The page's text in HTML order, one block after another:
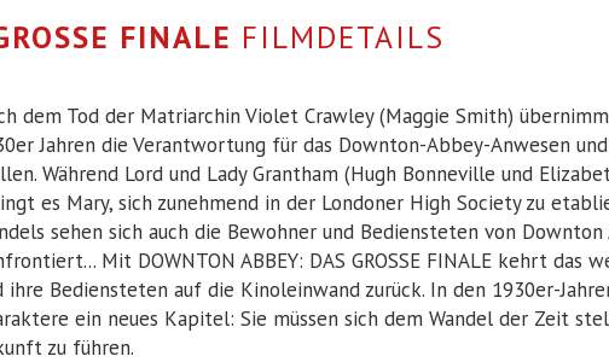
FINALE FILMDETAILS
dem Tod der Matriarchin Violet Crawley (Maggie Smith)
Jahren die Verantwortung für das Downton-Abbey-Anwesen
Während Lord und Lady Grantham (Hugh Bonneville und
es Mary, sich zunehmend in der Londoner High Society zu
sehen sich auch die Bewohner und Bediensteten von
Mit DOWNTON ABBEY: DAS GROSSE FINALE kehrt
ihre Bediensteten auf die Kinoleinwand zurück. In den 1930er-
ein neues Kapitel: Sie müssen sich dem Wandel der Zeit
zu führen.